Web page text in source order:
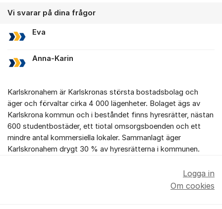
Vi svarar på dina frågor
Eva
Anna-Karin
Karlskronahem är Karlskronas största bostadsbolag och
äger och förvaltar cirka 4 000 lägenheter. Bolaget ägs av
Karlskrona kommun och i beståndet finns hyresrätter, nästan
600 studentbostäder, ett tiotal omsorgsboenden och ett
mindre antal kommersiella lokaler. Sammanlagt äger
Karlskronahem drygt 30 % av hyresrätterna i kommunen.
Logga in
Om cookies